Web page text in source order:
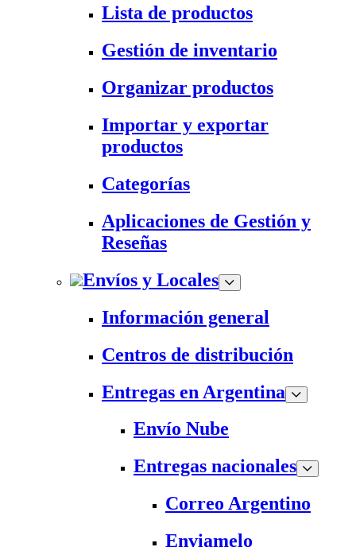
Lista de productos
Gestión de inventario
Organizar productos
Importar y exportar
productos
Categorías
Aplicaciones de Gestión y
Reseñas
Envíos y Locales
Información general
Centros de distribución
Entregas en Argentina
Envío Nube
Entregas nacionales
Correo Argentino
Enviamelo